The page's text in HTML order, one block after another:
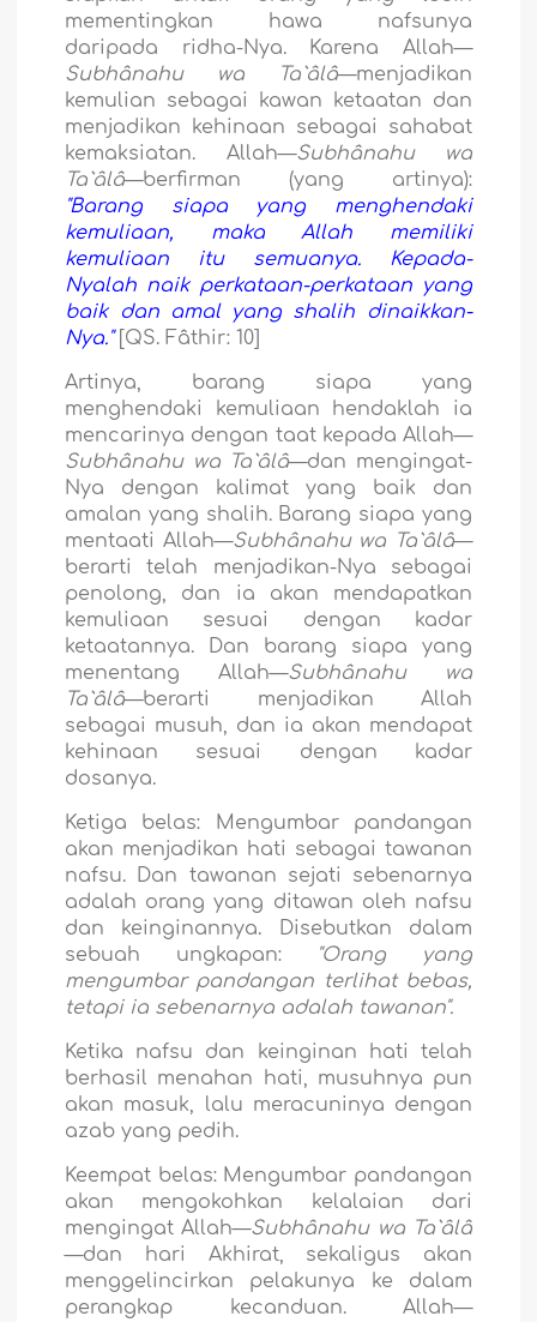
mementingkan hawa nafsunya
daripada ridha-Nya. Karena Allah—
Subhânahu wa Ta`âlâ—menjadikan
kemulian sebagai kawan ketaatan dan
menjadikan kehinaan sebagai sahabat
kemaksiatan. Allah—Subhânahu wa
Ta`âlâ—berfirman (yang artinya):
"Barang siapa yang menghendaki
kemuliaan, maka Allah memiliki
kemuliaan itu semuanya. Kepada-
Nyalah naik perkataan-perkataan yang
baik dan amal yang shalih dinaikkan-
Nya." [QS. Fâthir: 10]
Artinya, barang siapa yang
menghendaki kemuliaan hendaklah ia
mencarinya dengan taat kepada Allah—
Subhânahu wa Ta`âlâ—dan mengingat-
Nya dengan kalimat yang baik dan
amalan yang shalih. Barang siapa yang
mentaati Allah—Subhânahu wa Ta`âlâ—
berarti telah menjadikan-Nya sebagai
penolong, dan ia akan mendapatkan
kemuliaan sesuai dengan kadar
ketaatannya. Dan barang siapa yang
menentang Allah—Subhânahu wa
Ta`âlâ—berarti menjadikan Allah
sebagai musuh, dan ia akan mendapat
kehinaan sesuai dengan kadar
dosanya.
Ketiga belas: Mengumbar pandangan
akan menjadikan hati sebagai tawanan
nafsu. Dan tawanan sejati sebenarnya
adalah orang yang ditawan oleh nafsu
dan keinginannya. Disebutkan dalam
sebuah ungkapan:
"Orang yang
mengumbar pandangan terlihat bebas,
tetapi ia sebenarnya adalah tawanan".
Ketika nafsu dan keinginan hati telah
berhasil menahan hati, musuhnya pun
akan masuk, lalu meracuninya dengan
azab yang pedih.
Keempat belas:Mengumbar pandangan
akan mengokohkan kelalaian dari
mengingat Allah—Subhânahu wa Ta`âlâ
—dan hari Akhirat, sekaligus akan
menggelincirkan pelakunya ke dalam
perangkap kecanduan. Allah—